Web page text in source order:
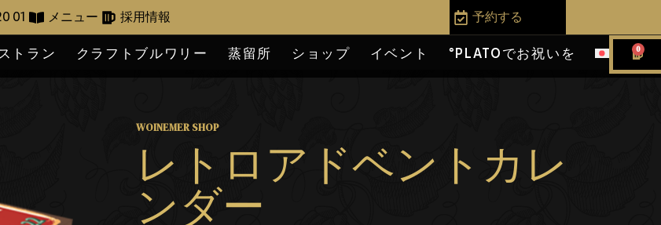
01 メニュー 採用情報 予約する
トラン クラフトブルワリー 蒸留所 ショップ イベント °PLATOでお祝いを 0
WOINEMER SHOP
レトロアドベントカレ
ンダー